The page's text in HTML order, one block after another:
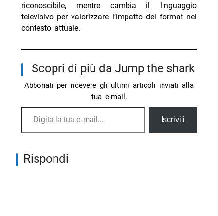
riconoscibile, mentre cambia il linguaggio
televisivo per valorizzare l’impatto del format nel
contesto attuale.
Scopri di più da Jump the shark
Abbonati per ricevere gli ultimi articoli inviati alla
tua e-mail.
Digita la tua e-mail...
Iscriviti
Rispondi